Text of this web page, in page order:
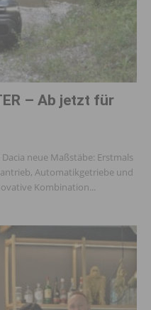
– Ab jetzt für
neue Maßstäbe: Erstmals
Automatikgetriebe und
Kombination...